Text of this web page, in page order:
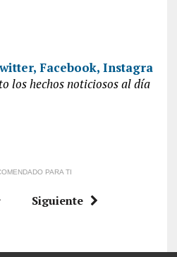
Facebook, Instagra
los hechos noticiosos al día
PARA TI
Siguiente